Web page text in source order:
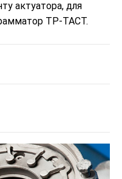
актуатора, для
ТР-ТАСТ.